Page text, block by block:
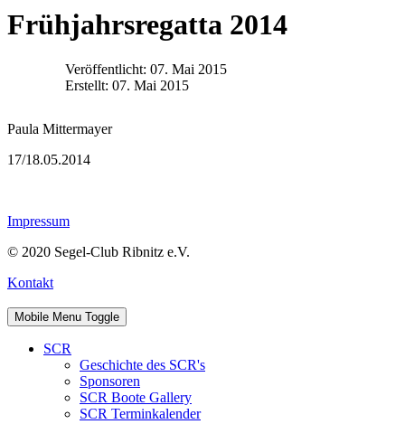
Frühjahrsregatta 2014
Veröffentlicht: 07. Mai 2015
Erstellt: 07. Mai 2015
Paula Mittermayer
17/18.05.2014
Impressum
© 2020 Segel-Club Ribnitz e.V.
Kontakt
Mobile Menu Toggle
SCR
Geschichte des SCR's
Sponsoren
SCR Boote Gallery
SCR Terminkalender